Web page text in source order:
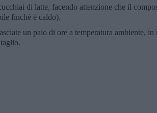
di latte, facendo attenzione che il
finché è caldo).
un paio di ore a temperatura ambiente, in